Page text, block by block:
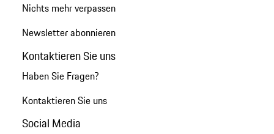
Nichts mehr verpassen
Newsletter abonnieren
Kontaktieren Sie uns
Haben Sie Fragen?
Kontaktieren Sie uns
Social Media